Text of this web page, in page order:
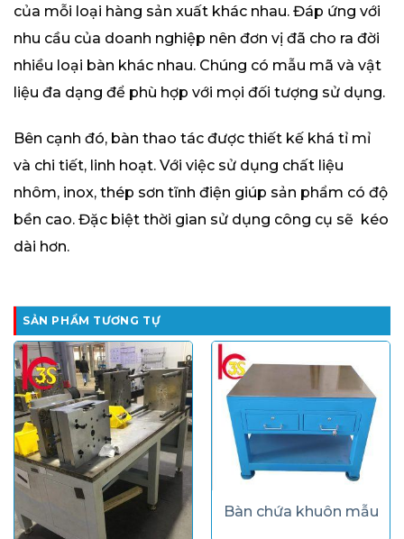
của mỗi loại hàng sản xuất khác nhau. Đáp ứng với
nhu cầu của doanh nghiệp nên đơn vị đã cho ra đời
nhiều loại bàn khác nhau. Chúng có mẫu mã và vật
liệu đa dạng để phù hợp với mọi đối tượng sử dụng.
Bên cạnh đó, bàn thao tác được thiết kế khá tỉ mỉ
và chi tiết, linh hoạt. Với việc sử dụng chất liệu
nhôm, inox, thép sơn tĩnh điện giúp sản phẩm có độ
bền cao. Đặc biệt thời gian sử dụng công cụ sẽ kéo
dài hơn.
SẢN PHẨM TƯƠNG TỰ
Bàn chứa khuôn mẫu